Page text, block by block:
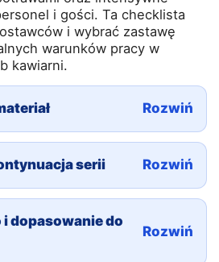
to nie tylko element
wszystkim narzędzie
muszą wytrzymać setki
gastronomicznych,
i gości. Ta checklista
i wybrać zastawę
warunków pracy w
kawiarni.
Rozwiń
serii